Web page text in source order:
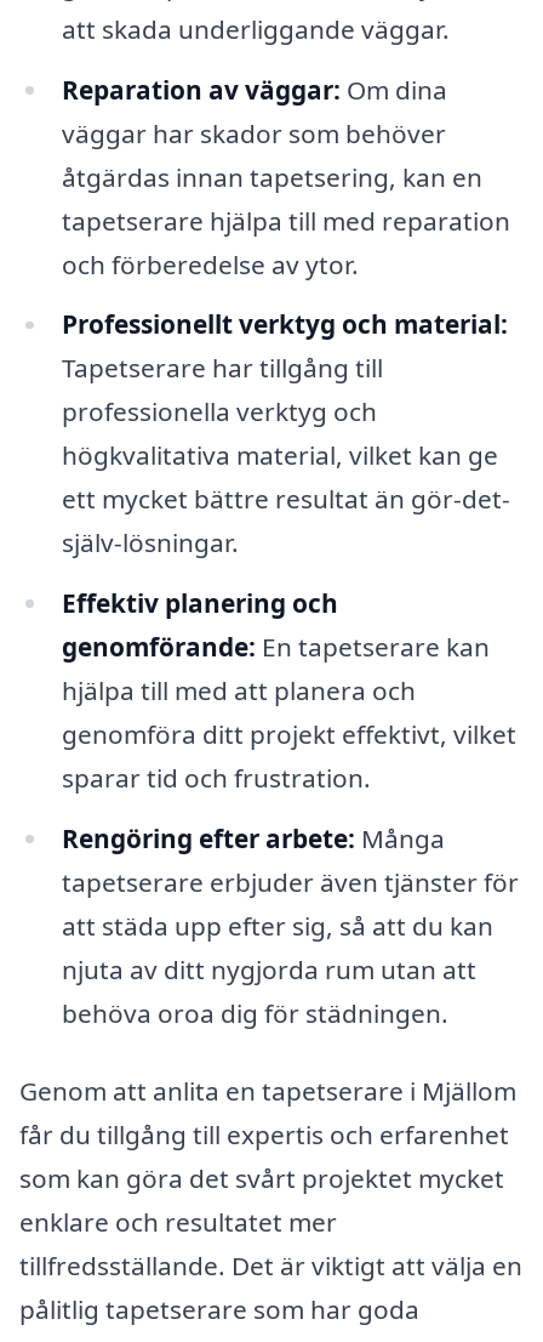
att skada underliggande väggar.
Reparation av väggar: Om dina
väggar har skador som behöver
åtgärdas innan tapetsering, kan en
tapetserare hjälpa till med reparation
och förberedelse av ytor.
Professionellt verktyg och material:
Tapetserare har tillgång till
professionella verktyg och
högkvalitativa material, vilket kan ge
ett mycket bättre resultat än gör-det-
själv-lösningar.
Effektiv planering och
genomförande: En tapetserare kan
hjälpa till med att planera och
genomföra ditt projekt effektivt, vilket
sparar tid och frustration.
Rengöring efter arbete: Många
tapetserare erbjuder även tjänster för
att städa upp efter sig, så att du kan
njuta av ditt nygjorda rum utan att
behöva oroa dig för städningen.
Genom att anlita en tapetserare i Mjällom
får du tillgång till expertis och erfarenhet
som kan göra det svårt projektet mycket
enklare och resultatet mer
tillfredsställande. Det är viktigt att välja en
pålitlig tapetserare som har goda